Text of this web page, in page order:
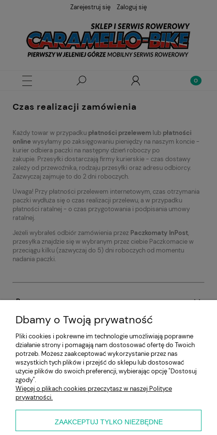
Zarejestruj się Zaloguj się
Czas realizacji zamówienia
Każdy towar w przypadku płatności przelewem lub płatności
online wysyłamy po zaksięgowaniu pieniędzy na naszym koncie -
kurier odbiera paczki na następny dzień roboczy po
zakupie. Przesyłki dostarczają firmy kurierskie - czas dostawy
zależy od przewoźnika, rodzaju przesyłki oraz adresu odbiorcy.
Zazwyczaj zajmuje to do 2 dni roboczych.
Uwaga! Przy płatności przelewem internetowym, czas otrzymania
paczki wydłuża się o czas realizacji przelewu, a w przypadku
płatności ratalnej - o czas przygotowania i podpisania umowy
ratalnej.
Jeżeli wybrałeś odbiór zamówienia przez Paczkomaty InPost,
przesyłka znajdzie się w wybranym przez ciebie Paczkomacie w
przeciągu kilku (zazwyczaj do 5) dni roboczych od momentu
nadania paczki.
Pomoc
Aktualności
Moje konto
Płatności i dostawa
Informacje
Dbamy o Twoją prywatność
Pliki cookies i pokrewne im technologie umożliwiają poprawne
działanie strony i pomagają nam dostosować ofertę do Twoich
potrzeb. Możesz zaakceptować wykorzystanie przez nas
wszystkich tych plików i przejść do sklepu lub dostosować
użycie plików do swoich preferencji, wybierając opcję "Dostosuj
zgody".
Więcej o plikach cookies przeczytasz w naszej Polityce
prywatności.
ZAAKCEPTUJ TYLKO NIEZBĘDNE